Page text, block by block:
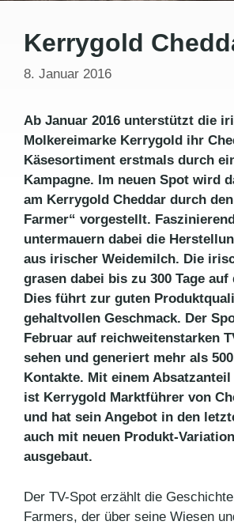
Kerrygold
8. Januar 2016
Ab Januar 2016 unterstützt die
Molkereimarke Kerrygold ihr
Käsesortiment erstmals durch
Kampagne. Im neuen Spot wird
am Kerrygold Cheddar durch
Farmer“ vorgestellt.
untermauern dabei die
aus irischer Weidemilch. Die
grasen dabei bis zu 300 Tage auf
Dies führt zur guten
gehaltvollen Geschmack. Der
Februar auf reichweitenstarken
sehen und generiert mehr als
Kontakte. Mit einem
ist Kerrygold Marktführer von
und hat sein Angebot in den
auch mit neuen Produkt-
ausgebaut.
Der TV-Spot erzählt die
Farmers, der über seine Wiesen